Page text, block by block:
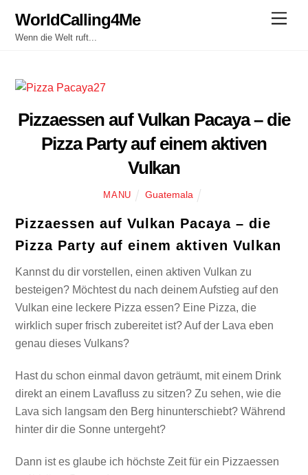
content
WorldCalling4Me
Wenn die Welt ruft...
Pizzaessen auf Vulkan Pacaya – die
Pizza Party auf einem aktiven
Vulkan
MANU Guatemala
Pizzaessen auf Vulkan Pacaya – die
Pizza Party auf einem aktiven Vulkan
Kannst du dir vorstellen, einen aktiven Vulkan zu
besteigen? Möchtest du nach deinem Aufstieg auf den
Vulkan eine leckere Pizza essen? Eine Pizza, die
wirklich super frisch zubereitet ist? Auf der Lava eben
genau dieses Vulkans?
Hast du schon einmal davon geträumt, mit einem Drink
direkt an einem Lavafluss zu sitzen? Zu sehen, wie die
Lava sich langsam den Berg hinunterschiebt? Während
hinter dir die Sonne untergeht?
Dann ist es glaube ich höchste Zeit für ein Pizzaessen